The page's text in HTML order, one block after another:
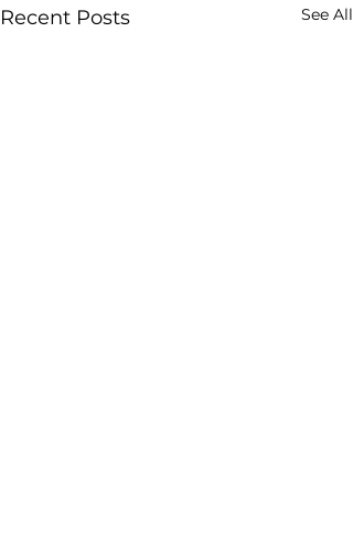
Recent Posts See All